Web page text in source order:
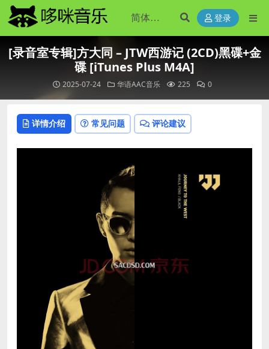
登录
[录音室专辑]方大同 – JTW西游记 (2CD)黑碟+金
碟 [iTunes Plus M4A]
2025-07-24 华语AAC音乐 225 0
详情介绍 常见问题 评论建议